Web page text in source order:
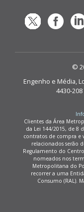
©
Engenho e Média,
4430-
Clientes da Área
da Lei 144/2015, de 8
contratos de compra e
relacionados serão
Regulamento do
nomeados nos
Metropolitana do
recorrer a uma
Consumo (RAL).